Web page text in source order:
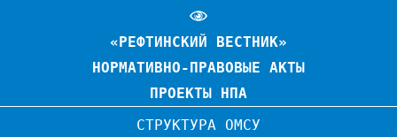
«РЕФТИНСКИЙ ВЕСТНИК»
НОРМАТИВНО-ПРАВОВЫЕ АКТЫ
ПРОЕКТЫ НПА
СТРУКТУРА ОМСУ